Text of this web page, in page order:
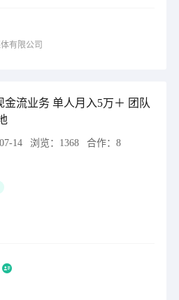
有限公司
流业务 单人月入5万＋ 团队
14 浏览： 1368 合作： 8